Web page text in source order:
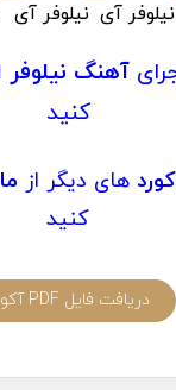
نیلوفر آی نیلوفر آی
آهنگ نیلوفر
کنید
های دیگر از
کنید
دریافت فایل PDF آکورد